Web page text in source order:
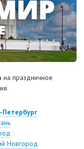
праздничное
Петербург
Новгород